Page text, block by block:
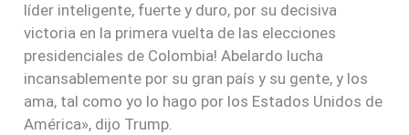
líder inteligente, fuerte y duro, por su decisiva
victoria en la primera vuelta de las elecciones
presidenciales de Colombia! Abelardo lucha
incansablemente por su gran país y su gente, y los
ama, tal como yo lo hago por los Estados Unidos de
América», dijo Trump.